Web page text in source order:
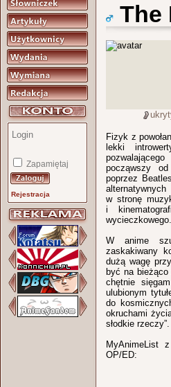
Zapamiętaj
Rejestracja
The
Fizyk z
lekki
począwszy
poprzez
w stronę
i
wycieczkowego.
W anime
zaskakiwany
dużą wagę
być na
chętnie
ulubionym
do
okruchami
słodkie rzeczy”.
MyAnimeList
OP/ED: